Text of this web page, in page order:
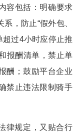
容包括：明确要求
，防止“假外包、
超过4小时应停止推
报酬清单，禁止单
酬；鼓励平台企业
禁止违法限制骑手
律规定，又贴合行